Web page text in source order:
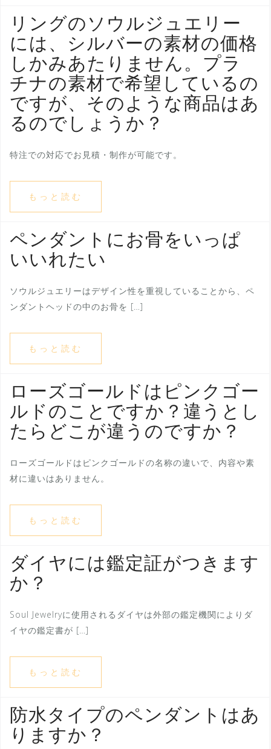
リングのソウルジュエリー
には、シルバーの素材の価格
しかみあたりません。プラ
チナの素材で希望しているの
ですが、そのような商品はあ
るのでしょうか？
特注での対応でお見積・制作が可能です。
もっと読む
ペンダントにお骨をいっぱ
いいれたい
ソウルジュエリーはデザイン性を重視していることから、ペ
ンダントヘッドの中のお骨を […]
もっと読む
ローズゴールドはピンクゴー
ルドのことですか？違うとし
たらどこが違うのですか？
ローズゴールドはピンクゴールドの名称の違いで、内容や素
材に違いはありません。
もっと読む
ダイヤには鑑定証がつきます
か？
Soul Jewelryに使用されるダイヤは外部の鑑定機関によりダ
イヤの鑑定書が […]
もっと読む
防水タイプのペンダントはあ
りますか？